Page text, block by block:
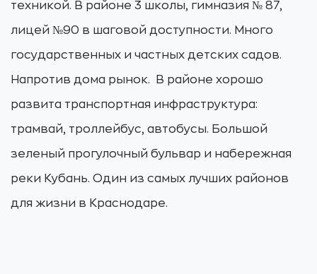
техникой. В районе 3 школы, гимназия № 87,
лицей №90 в шаговой доступности. Много
государственных и частных детских садов.
Напротив дома рынок. В районе хорошо
развита транспортная инфраструктура:
трамвай, троллейбус, автобусы. Большой
зеленый прогулочный бульвар и набережная
реки Кубань. Один из самых лучших районов
для жизни в Краснодаре.